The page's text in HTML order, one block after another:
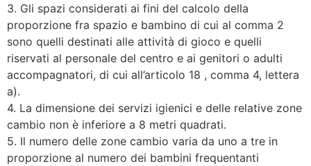
3. Gli spazi considerati ai fini del calcolo della
proporzione fra spazio e bambino di cui al comma 2
sono quelli destinati alle attività di gioco e quelli
riservati al personale del centro e ai genitori o adulti
accompagnatori, di cui all’articolo 18 , comma 4, lettera
a).
4. La dimensione dei servizi igienici e delle relative zone
cambio non è inferiore a 8 metri quadrati.
5. Il numero delle zone cambio varia da uno a tre in
proporzione al numero dei bambini frequentanti